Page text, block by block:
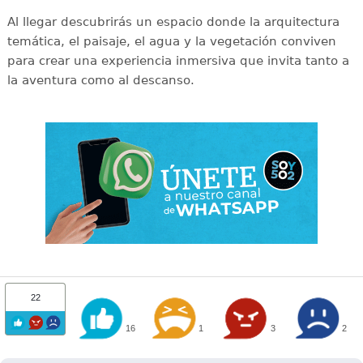
Al llegar descubrirás un espacio donde la arquitectura
temática, el paisaje, el agua y la vegetación conviven
para crear una experiencia inmersiva que invita tanto a
la aventura como al descanso.
22
16 1 3 2